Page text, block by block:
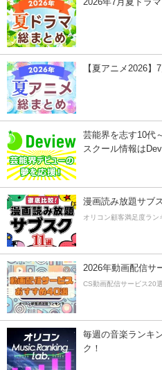
【夏アニメ2026
芸能界を志す10代
スクール情報は
漫画読み放題サブ
オリコン顧客満足度ラン
2026年動画配信サ
CS動画配信サービス20選
毎週の音楽ランキ
ク！